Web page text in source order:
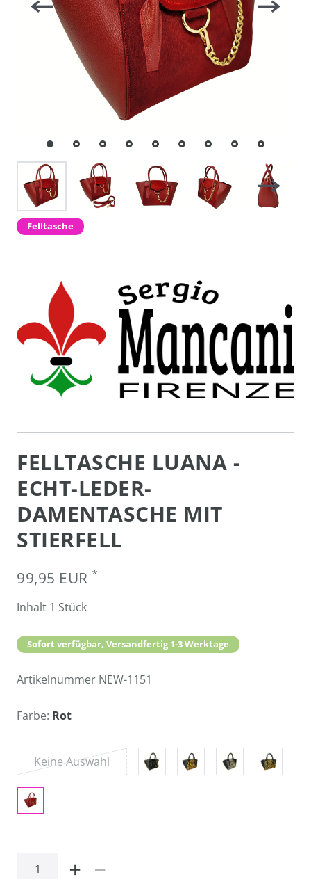
Felltasche
FELLTASCHE LUANA -
ECHT-LEDER-
DAMENTASCHE MIT
STIERFELL
99,95 EUR *
Inhalt 1 Stück
Sofort verfügbar, Versandfertig 1-3 Werktage
Artikelnummer NEW-1151
Farbe: Rot
Keine Auswahl